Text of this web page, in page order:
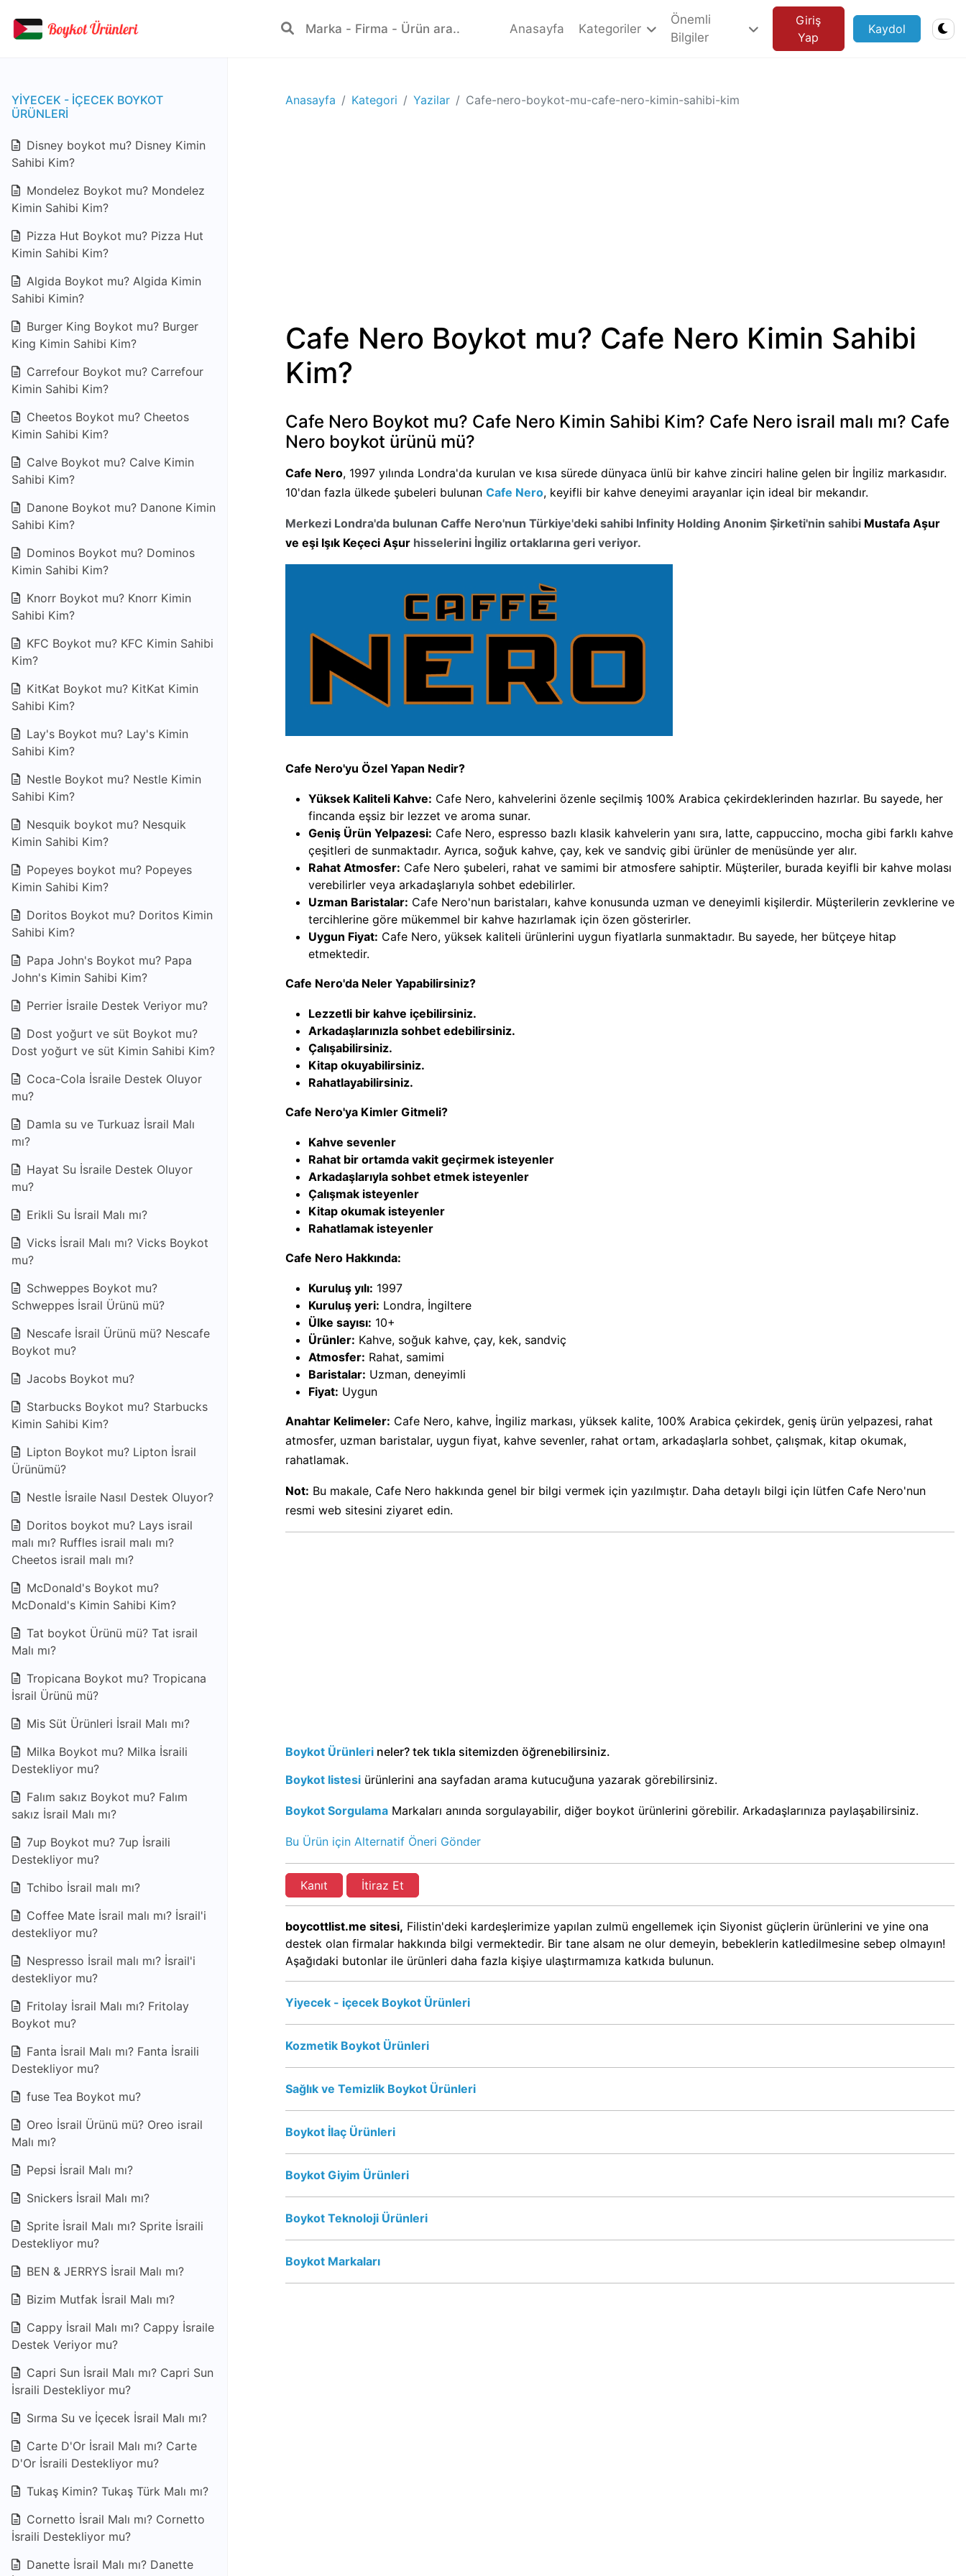
Anasayfa Kategoriler
Önemli
Bilgiler
Giriş
Yap
Kaydol
YIYECEK - IÇECEK BOYKOT
ÜRÜNLERI
Disney boykot mu? Disney Kimin
Sahibi Kim?
Mondelez Boykot mu? Mondelez
Kimin Sahibi Kim?
Pizza Hut Boykot mu? Pizza Hut
Kimin Sahibi Kim?
Algida Boykot mu? Algida Kimin
Sahibi Kimin?
Burger King Boykot mu? Burger
King Kimin Sahibi Kim?
Carrefour Boykot mu? Carrefour
Kimin Sahibi Kim?
Cheetos Boykot mu? Cheetos
Kimin Sahibi Kim?
Calve Boykot mu? Calve Kimin
Sahibi Kim?
Danone Boykot mu? Danone Kimin
Sahibi Kim?
Dominos Boykot mu? Dominos
Kimin Sahibi Kim?
Knorr Boykot mu? Knorr Kimin
Sahibi Kim?
KFC Boykot mu? KFC Kimin Sahibi
Kim?
KitKat Boykot mu? KitKat Kimin
Sahibi Kim?
Lay's Boykot mu? Lay's Kimin
Sahibi Kim?
Nestle Boykot mu? Nestle Kimin
Sahibi Kim?
Nesquik boykot mu? Nesquik
Kimin Sahibi Kim?
Popeyes boykot mu? Popeyes
Kimin Sahibi Kim?
Doritos Boykot mu? Doritos Kimin
Sahibi Kim?
Papa John's Boykot mu? Papa
John's Kimin Sahibi Kim?
Perrier İsraile Destek Veriyor mu?
Dost yoğurt ve süt Boykot mu?
Dost yoğurt ve süt Kimin Sahibi Kim?
Coca-Cola İsraile Destek Oluyor
mu?
Damla su ve Turkuaz İsrail Malı
mı?
Hayat Su İsraile Destek Oluyor
mu?
Erikli Su İsrail Malı mı?
Vicks İsrail Malı mı? Vicks Boykot
mu?
Schweppes Boykot mu?
Schweppes İsrail Ürünü mü?
Nescafe İsrail Ürünü mü? Nescafe
Boykot mu?
Jacobs Boykot mu?
Starbucks Boykot mu? Starbucks
Kimin Sahibi Kim?
Lipton Boykot mu? Lipton İsrail
Ürünümü?
Nestle İsraile Nasıl Destek Oluyor?
Doritos boykot mu? Lays israil
malı mı? Ruffles israil malı mı?
Cheetos israil malı mı?
McDonald's Boykot mu?
McDonald's Kimin Sahibi Kim?
Tat boykot Ürünü mü? Tat israil
Malı mı?
Tropicana Boykot mu? Tropicana
İsrail Ürünü mü?
Mis Süt Ürünleri İsrail Malı mı?
Milka Boykot mu? Milka İsraili
Destekliyor mu?
Falım sakız Boykot mu? Falım
sakız İsrail Malı mı?
7up Boykot mu? 7up İsraili
Destekliyor mu?
Tchibo İsrail malı mı?
Coffee Mate İsrail malı mı? İsrail'i
destekliyor mu?
Nespresso İsrail malı mı? İsrail'i
destekliyor mu?
Fritolay İsrail Malı mı? Fritolay
Boykot mu?
Fanta İsrail Malı mı? Fanta İsraili
Destekliyor mu?
fuse Tea Boykot mu?
Oreo İsrail Ürünü mü? Oreo israil
Malı mı?
Pepsi İsrail Malı mı?
Snickers İsrail Malı mı?
Sprite İsrail Malı mı? Sprite İsraili
Destekliyor mu?
BEN & JERRYS İsrail Malı mı?
Bizim Mutfak İsrail Malı mı?
Cappy İsrail Malı mı? Cappy İsraile
Destek Veriyor mu?
Capri Sun İsrail Malı mı? Capri Sun
İsraili Destekliyor mu?
Sırma Su ve İçecek İsrail Malı mı?
Carte D'Or İsrail Malı mı? Carte
D'Or İsraili Destekliyor mu?
Tukaş Kimin? Tukaş Türk Malı mı?
Cornetto İsrail Malı mı? Cornetto
İsraili Destekliyor mu?
Danette İsrail Malı mı? Danette
Anasayfa Kategori Yazilar Cafe-nero-boykot-mu-cafe-nero-kimin-sahibi-kim
Cafe Nero Boykot mu? Cafe Nero Kimin Sahibi
Kim?
Cafe Nero Boykot mu? Cafe Nero Kimin Sahibi Kim? Cafe Nero israil malı mı? Cafe
Nero boykot ürünü mü?
Cafe Nero, 1997 yılında Londra'da kurulan ve kısa sürede dünyaca ünlü bir kahve zinciri haline gelen bir İngiliz markasıdır.
10'dan fazla ülkede şubeleri bulunan Cafe Nero, keyifli bir kahve deneyimi arayanlar için ideal bir mekandır.
Merkezi Londra'da bulunan Caffe Nero'nun Türkiye'deki sahibi Infinity Holding Anonim Şirketi'nin sahibi Mustafa Aşur
ve eşi Işık Keçeci Aşur hisselerini İngiliz ortaklarına geri veriyor.
Cafe Nero'yu Özel Yapan Nedir?
Yüksek Kaliteli Kahve: Cafe Nero, kahvelerini özenle seçilmiş 100% Arabica çekirdeklerinden hazırlar. Bu sayede, her
fincanda eşsiz bir lezzet ve aroma sunar.
Geniş Ürün Yelpazesi: Cafe Nero, espresso bazlı klasik kahvelerin yanı sıra, latte, cappuccino, mocha gibi farklı kahve
çeşitleri de sunmaktadır. Ayrıca, soğuk kahve, çay, kek ve sandviç gibi ürünler de menüsünde yer alır.
Rahat Atmosfer: Cafe Nero şubeleri, rahat ve samimi bir atmosfere sahiptir. Müşteriler, burada keyifli bir kahve molası
verebilirler veya arkadaşlarıyla sohbet edebilirler.
Uzman Baristalar: Cafe Nero'nun baristaları, kahve konusunda uzman ve deneyimli kişilerdir. Müşterilerin zevklerine ve
tercihlerine göre mükemmel bir kahve hazırlamak için özen gösterirler.
Uygun Fiyat: Cafe Nero, yüksek kaliteli ürünlerini uygun fiyatlarla sunmaktadır. Bu sayede, her bütçeye hitap
etmektedir.
Cafe Nero'da Neler Yapabilirsiniz?
Lezzetli bir kahve içebilirsiniz.
Arkadaşlarınızla sohbet edebilirsiniz.
Çalışabilirsiniz.
Kitap okuyabilirsiniz.
Rahatlayabilirsiniz.
Cafe Nero'ya Kimler Gitmeli?
Kahve sevenler
Rahat bir ortamda vakit geçirmek isteyenler
Arkadaşlarıyla sohbet etmek isteyenler
Çalışmak isteyenler
Kitap okumak isteyenler
Rahatlamak isteyenler
Cafe Nero Hakkında:
Kuruluş yılı: 1997
Kuruluş yeri: Londra, İngiltere
Ülke sayısı: 10+
Ürünler: Kahve, soğuk kahve, çay, kek, sandviç
Atmosfer: Rahat, samimi
Baristalar: Uzman, deneyimli
Fiyat: Uygun
Anahtar Kelimeler: Cafe Nero, kahve, İngiliz markası, yüksek kalite, 100% Arabica çekirdek, geniş ürün yelpazesi, rahat
atmosfer, uzman baristalar, uygun fiyat, kahve sevenler, rahat ortam, arkadaşlarla sohbet, çalışmak, kitap okumak,
rahatlamak.
Not: Bu makale, Cafe Nero hakkında genel bir bilgi vermek için yazılmıştır. Daha detaylı bilgi için lütfen Cafe Nero'nun
resmi web sitesini ziyaret edin.
Boykot Ürünleri neler? tek tıkla sitemizden öğrenebilirsiniz.
Boykot listesi ürünlerini ana sayfadan arama kutucuğuna yazarak görebilirsiniz.
Boykot Sorgulama Markaları anında sorgulayabilir, diğer boykot ürünlerini görebilir. Arkadaşlarınıza paylaşabilirsiniz.
Bu Ürün için Alternatif Öneri Gönder
Kanıt İtiraz Et
boycottlist.me sitesi, Filistin'deki kardeşlerimize yapılan zulmü engellemek için Siyonist güçlerin ürünlerini ve yine ona
destek olan firmalar hakkında bilgi vermektedir. Bir tane alsam ne olur demeyin, bebeklerin katledilmesine sebep olmayın!
Aşağıdaki butonlar ile ürünleri daha fazla kişiye ulaştırmamıza katkıda bulunun.
Yiyecek - içecek Boykot Ürünleri
Kozmetik Boykot Ürünleri
Sağlık ve Temizlik Boykot Ürünleri
Boykot İlaç Ürünleri
Boykot Giyim Ürünleri
Boykot Teknoloji Ürünleri
Boykot Markaları